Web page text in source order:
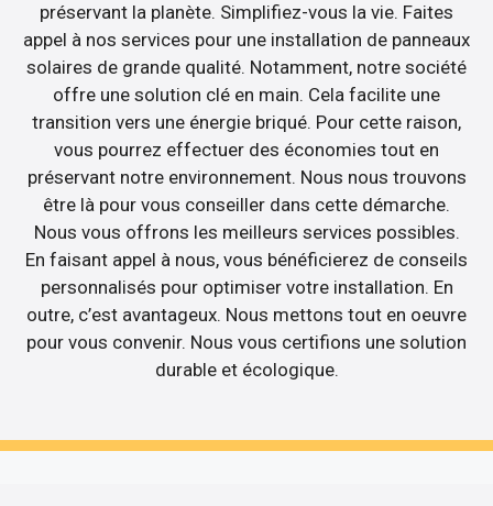
préservant la planète. Simplifiez-vous la vie. Faites
appel à nos services pour une installation de panneaux
solaires de grande qualité. Notamment, notre société
offre une solution clé en main. Cela facilite une
transition vers une énergie briqué. Pour cette raison,
vous pourrez effectuer des économies tout en
préservant notre environnement. Nous nous trouvons
être là pour vous conseiller dans cette démarche.
Nous vous offrons les meilleurs services possibles.
En faisant appel à nous, vous bénéficierez de conseils
personnalisés pour optimiser votre installation. En
outre, c’est avantageux. Nous mettons tout en oeuvre
pour vous convenir. Nous vous certifions une solution
durable et écologique.